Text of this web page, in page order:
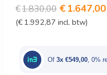
€1.830,00
prijs
€1.830,00.
€1.647,00
(€ 1.992,87 incl. btw)
Of 3x €549,00 , 0%